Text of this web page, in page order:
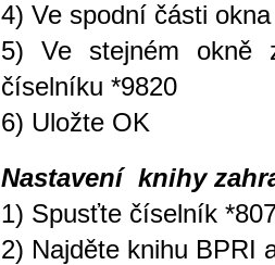
4) Ve spodní části
5) Ve stejném okně
číselníku *9820
6) Uložte OK
Nastavení knihy
1) Spusťte číselník
2) Najděte knihu BPRI